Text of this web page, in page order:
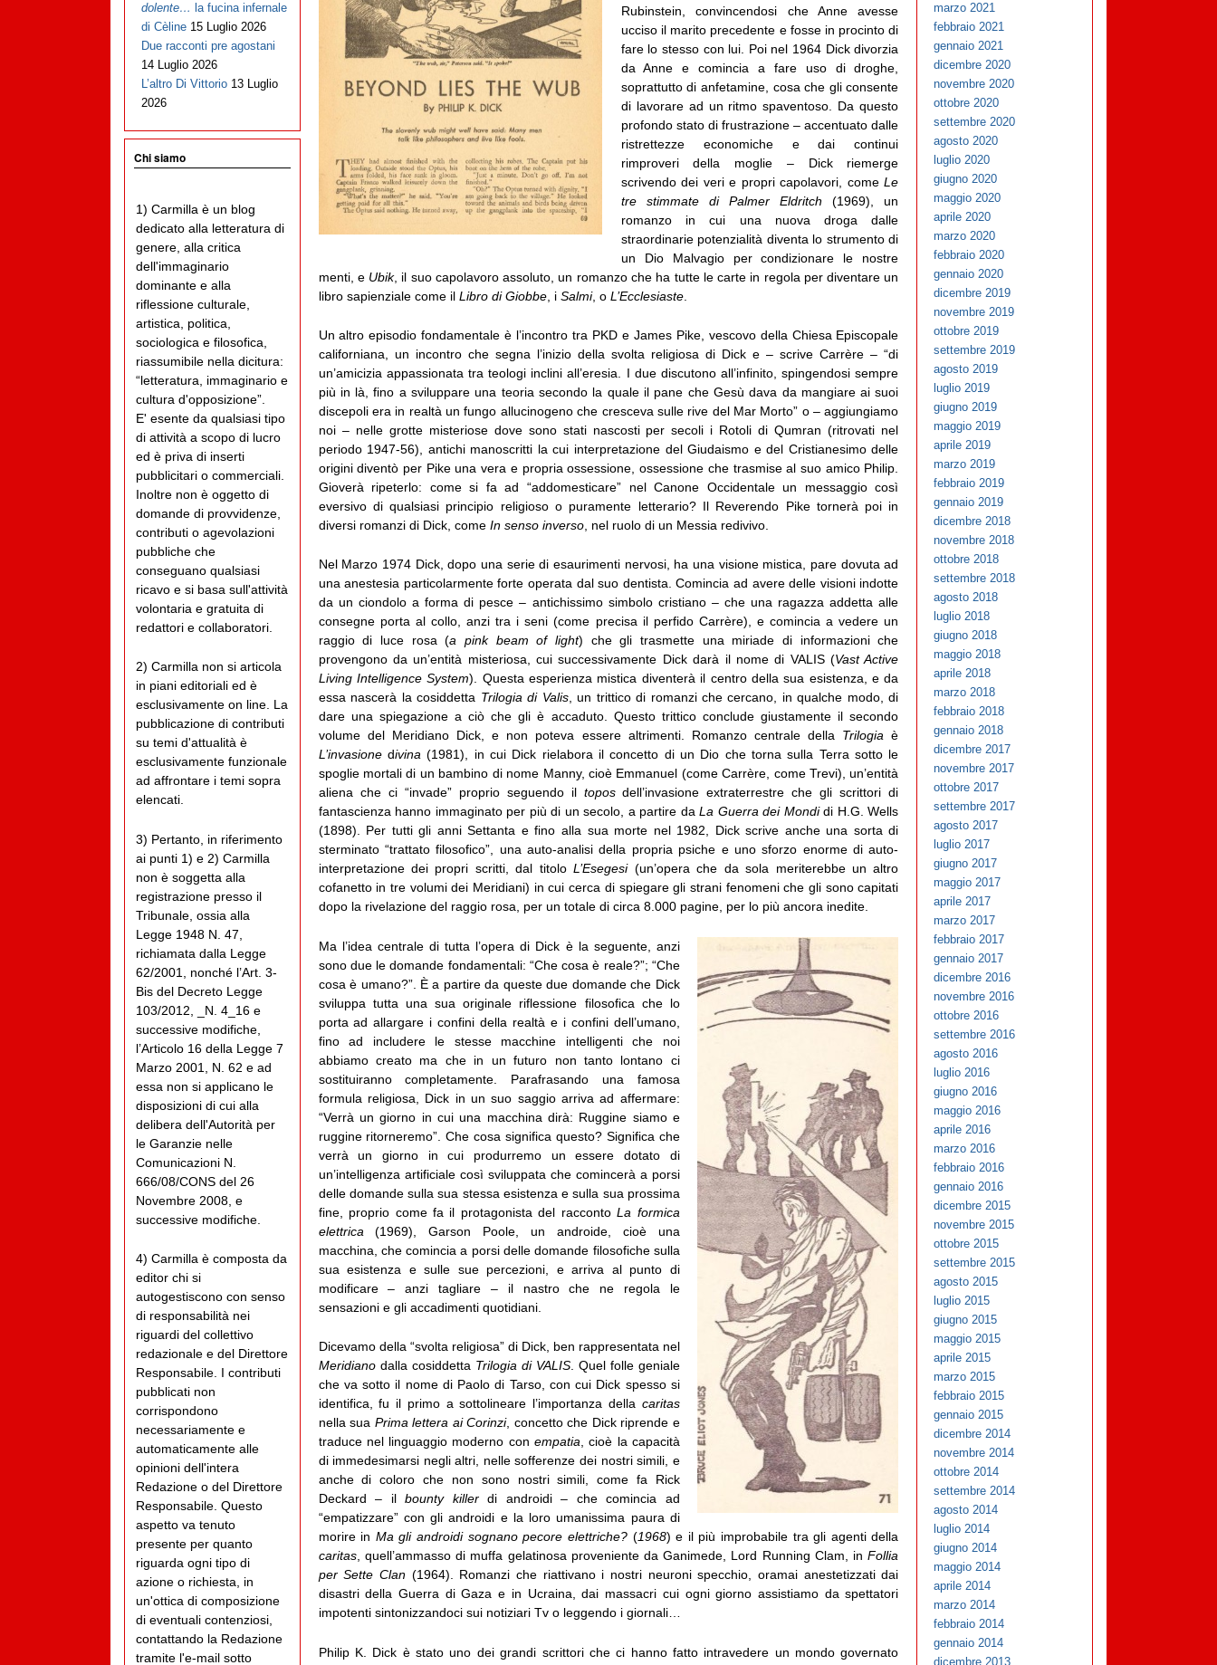
Rubinstein, convincendosi che Anne avesse
ucciso il marito precedente e fosse in procinto di
fare lo stesso con lui. Poi nel 1964 Dick divorzia
da Anne e comincia a fare uso di droghe,
soprattutto di anfetamine, cosa che gli consente
di lavorare ad un ritmo spaventoso. Da questo
profondo stato di frustrazione – accentuato dalle
ristrettezze economiche e dai continui
rimproveri della moglie – Dick riemerge
scrivendo dei veri e propri capolavori, comeLe
tre stimmate di Palmer Eldritch (1969), un
romanzo in cui una nuova droga dalle
straordinarie potenzialità diventa lo strumento di
un Dio Malvagio per condizionare le nostre
menti, e Ubik, il suo capolavoro assoluto, un romanzo che ha tutte le carte in regola per diventare un
libro sapienziale come il Libro di Giobbe, i Salmi, o L’Ecclesiaste.
Un altro episodio fondamentale è l’incontro tra PKD e James Pike, vescovo della Chiesa Episcopale
californiana, un incontro che segna l’inizio della svolta religiosa di Dick e – scrive Carrère – “di
un’amicizia appassionata tra teologi inclini all’eresia. I due discutono all’infinito, spingendosi sempre
più in là, fino a sviluppare una teoria secondo la quale il pane che Gesù dava da mangiare ai suoi
discepoli era in realtà un fungo allucinogeno che cresceva sulle rive del Mar Morto” o – aggiungiamo
noi – nelle grotte misteriose dove sono stati nascosti per secoli i Rotoli di Qumran (ritrovati nel
periodo 1947-56), antichi manoscritti la cui interpretazione del Giudaismo e del Cristianesimo delle
origini diventò per Pike una vera e propria ossessione, ossessione che trasmise al suo amico Philip.
Gioverà ripeterlo: come si fa ad “addomesticare” nel Canone Occidentale un messaggio così
eversivo di qualsiasi principio religioso o puramente letterario? Il Reverendo Pike tornerà poi in
diversi romanzi di Dick, comeIn senso inverso, nel ruolo di un Messia redivivo.
Nel Marzo 1974 Dick, dopo una serie di esaurimenti nervosi, ha una visione mistica, pare dovuta ad
una anestesia particolarmente forte operata dal suo dentista. Comincia ad avere delle visioni indotte
da un ciondolo a forma di pesce – antichissimo simbolo cristiano – che una ragazza addetta alle
consegne porta al collo, anzi tra i seni (come precisa il perfido Carrère), e comincia a vedere un
raggio di luce rosa (a pink beam of light) che gli trasmette una miriade di informazioni che
provengono da un’entità misteriosa, cui successivamente Dick darà il nome di VALIS (Vast Active
Living Intelligence System). Questa esperienza mistica diventerà il centro della sua esistenza, e da
essa nascerà la cosiddetta Trilogia di Valis, un trittico di romanzi che cercano, in qualche modo, di
dare una spiegazione a ciò che gli è accaduto. Questo trittico conclude giustamente il secondo
volume del Meridiano Dick, e non poteva essere altrimenti. Romanzo centrale della Trilogia è
L’invasionedivina(1981), in cui Dick rielabora il concetto di un Dio che torna sulla Terra sotto le
spoglie mortali di un bambino di nome Manny, cioè Emmanuel (come Carrère, come Trevi), un’entità
aliena che ci “invade” proprio seguendo il toposdell’invasione extraterrestre che gli scrittori di
fantascienza hanno immaginato per più di un secolo, a partire daLa Guerra dei Mondidi H.G. Wells
(1898). Per tutti gli anni Settanta e fino alla sua morte nel 1982, Dick scrive anche una sorta di
sterminato “trattato filosofico”, una auto-analisi della propria psiche e uno sforzo enorme di auto-
interpretazione dei propri scritti, dal titoloL’Esegesi(un’opera che da sola meriterebbe un altro
cofanetto in tre volumi dei Meridiani) in cui cerca di spiegare gli strani fenomeni che gli sono capitati
dopo la rivelazione del raggio rosa, per un totale di circa 8.000 pagine, per lo più ancora inedite.
Ma l’idea centrale di tutta l’opera di Dick è la seguente, anzi
sono due le domande fondamentali: “Che cosa è reale?”; “Che
cosa è umano?”. È a partire da queste due domande che Dick
sviluppa tutta una sua originale riflessione filosofica che lo
porta ad allargare i confini della realtà e i confini dell’umano,
fino ad includere le stesse macchine intelligenti che noi
abbiamo creato ma che in un futuro non tanto lontano ci
sostituiranno completamente. Parafrasando una famosa
formula religiosa, Dick in un suo saggio arriva ad affermare:
“Verrà un giorno in cui una macchina dirà: Ruggine siamo e
ruggine ritorneremo”. Che cosa significa questo? Significa che
verrà un giorno in cui produrremo un essere dotato di
un’intelligenza artificiale così sviluppata che comincerà a porsi
delle domande sulla sua stessa esistenza e sulla sua prossima
fine, proprio come fa il protagonista del raccontoLa formica
elettrica (1969), Garson Poole, un androide, cioè una
macchina, che comincia a porsi delle domande filosofiche sulla
sua esistenza e sulle sue percezioni, e arriva al punto di
modificare – anzi tagliare – il nastro che ne regola le
sensazioni e gli accadimenti quotidiani.
Dicevamo della “svolta religiosa” di Dick, ben rappresentata nel
Meridiano dalla cosiddetta Trilogia di VALIS. Quel folle geniale
che va sotto il nome di Paolo di Tarso, con cui Dick spesso si
identifica, fu il primo a sottolineare l’importanza della caritas
nella sua Prima lettera ai Corinzi, concetto che Dick riprende e
traduce nel linguaggio moderno con empatia, cioè la capacità
di immedesimarsi negli altri, nelle sofferenze dei nostri simili, e
anche di coloro che non sono nostri simili, come fa Rick
Deckard – ilbounty killerdi androidi – che comincia ad
“empatizzare” con gli androidi e la loro umanissima paura di
morire in Ma gli androidi sognano pecore elettriche?(1968) e il più improbabile tra gli agenti della
caritas, quell’ammasso di muffa gelatinosa proveniente da Ganimede, Lord Running Clam, inFollia
per Sette Clan(1964). Romanzi che riattivano i nostri neuroni specchio, oramai anestetizzati dai
disastri della Guerra di Gaza e in Ucraina, dai massacri cui ogni giorno assistiamo da spettatori
impotenti sintonizzandoci sui notiziari Tv o leggendo i giornali…
Philip K. Dick è stato uno dei grandi scrittori che ci hanno fatto intravedere un mondo governato
dolente… la fucina infernale
di Cèline 15 Luglio 2026
Due racconti pre agostani
14 Luglio 2026
L’altro Di Vittorio 13 Luglio
2026
Chi siamo
1) Carmilla è un blog
dedicato alla letteratura di
genere, alla critica
dell'immaginario
dominante e alla
riflessione culturale,
artistica, politica,
sociologica e filosofica,
riassumibile nella dicitura:
“letteratura, immaginario e
cultura d'opposizione”.
E' esente da qualsiasi tipo
di attività a scopo di lucro
ed è priva di inserti
pubblicitari o commerciali.
Inoltre non è oggetto di
domande di provvidenze,
contributi o agevolazioni
pubbliche che
conseguano qualsiasi
ricavo e si basa sull'attività
volontaria e gratuita di
redattori e collaboratori.
2) Carmilla non si articola
in piani editoriali ed è
esclusivamente on line. La
pubblicazione di contributi
su temi d'attualità è
esclusivamente funzionale
ad affrontare i temi sopra
elencati.
3) Pertanto, in riferimento
ai punti 1) e 2) Carmilla
non è soggetta alla
registrazione presso il
Tribunale, ossia alla
Legge 1948 N. 47,
richiamata dalla Legge
62/2001, nonché l’Art. 3-
Bis del Decreto Legge
103/2012, _N. 4_16 e
successive modifiche,
l’Articolo 16 della Legge 7
Marzo 2001, N. 62 e ad
essa non si applicano le
disposizioni di cui alla
delibera dell'Autorità per
le Garanzie nelle
Comunicazioni N.
666/08/CONS del 26
Novembre 2008, e
successive modifiche.
4) Carmilla è composta da
editor chi si
autogestiscono con senso
di responsabilità nei
riguardi del collettivo
redazionale e del Direttore
Responsabile. I contributi
pubblicati non
corrispondono
necessariamente e
automaticamente alle
opinioni dell'intera
Redazione o del Direttore
Responsabile. Questo
aspetto va tenuto
presente per quanto
riguarda ogni tipo di
azione o richiesta, in
un'ottica di composizione
di eventuali contenziosi,
contattando la Redazione
tramite l'e-mail sotto
marzo 2021
febbraio 2021
gennaio 2021
dicembre 2020
novembre 2020
ottobre 2020
settembre 2020
agosto 2020
luglio 2020
giugno 2020
maggio 2020
aprile 2020
marzo 2020
febbraio 2020
gennaio 2020
dicembre 2019
novembre 2019
ottobre 2019
settembre 2019
agosto 2019
luglio 2019
giugno 2019
maggio 2019
aprile 2019
marzo 2019
febbraio 2019
gennaio 2019
dicembre 2018
novembre 2018
ottobre 2018
settembre 2018
agosto 2018
luglio 2018
giugno 2018
maggio 2018
aprile 2018
marzo 2018
febbraio 2018
gennaio 2018
dicembre 2017
novembre 2017
ottobre 2017
settembre 2017
agosto 2017
luglio 2017
giugno 2017
maggio 2017
aprile 2017
marzo 2017
febbraio 2017
gennaio 2017
dicembre 2016
novembre 2016
ottobre 2016
settembre 2016
agosto 2016
luglio 2016
giugno 2016
maggio 2016
aprile 2016
marzo 2016
febbraio 2016
gennaio 2016
dicembre 2015
novembre 2015
ottobre 2015
settembre 2015
agosto 2015
luglio 2015
giugno 2015
maggio 2015
aprile 2015
marzo 2015
febbraio 2015
gennaio 2015
dicembre 2014
novembre 2014
ottobre 2014
settembre 2014
agosto 2014
luglio 2014
giugno 2014
maggio 2014
aprile 2014
marzo 2014
febbraio 2014
gennaio 2014
dicembre 2013